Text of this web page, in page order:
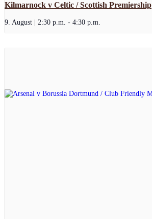
Kilmarnock v Celtic / Scottish Premiership
9. August | 2:30 p.m. - 4:30 p.m.